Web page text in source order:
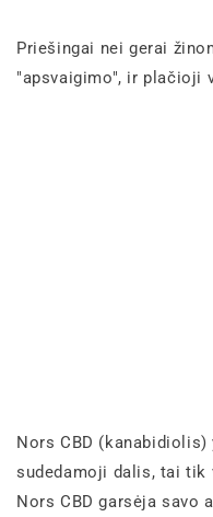
Priešingai nei gerai
"apsvaigimo", ir plačioji
Nors CBD
sudedamoji dalis, tai tik
Nors CBD garsėja savo